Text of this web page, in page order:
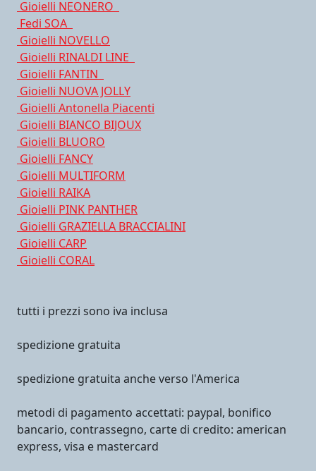
Gioielli NEONERO
Fedi SOA
Gioielli NOVELLO
Gioielli RINALDI LINE
Gioielli FANTIN
Gioielli NUOVA JOLLY
Gioielli Antonella Piacenti
Gioielli BIANCO BIJOUX
Gioielli BLUORO
Gioielli FANCY
Gioielli MULTIFORM
Gioielli RAIKA
Gioielli PINK PANTHER
Gioielli GRAZIELLA BRACCIALINI
Gioielli CARP
Gioielli CORAL
tutti i prezzi sono iva inclusa
spedizione gratuita
spedizione gratuita anche verso l'America
metodi di pagamento accettati: paypal, bonifico
bancario, contrassegno, carte di credito: american
express, visa e mastercard